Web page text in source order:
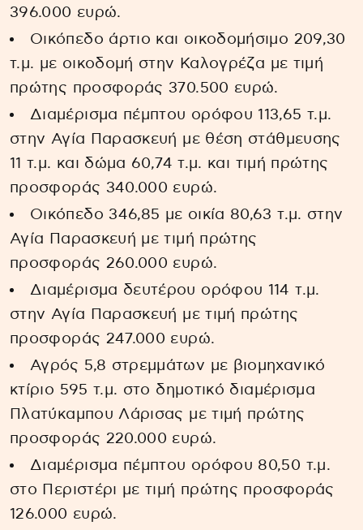
396.000 ευρώ.
Οικόπεδο άρτιο και οικοδομήσιμο 209,30
τ.μ. με οικοδομή στην Καλογρέζα με τιμή
πρώτης προσφοράς 370.500 ευρώ.
Διαμέρισμα πέμπτου ορόφου 113,65 τ.μ.
στην Αγία Παρασκευή με θέση στάθμευσης
11 τ.μ. και δώμα 60,74 τ.μ. και τιμή πρώτης
προσφοράς 340.000 ευρώ.
Οικόπεδο 346,85 με οικία 80,63 τ.μ. στην
Αγία Παρασκευή με τιμή πρώτης
προσφοράς 260.000 ευρώ.
Διαμέρισμα δευτέρου ορόφου 114 τ.μ.
στην Αγία Παρασκευή με τιμή πρώτης
προσφοράς 247.000 ευρώ.
Αγρός 5,8 στρεμμάτων με βιομηχανικό
κτίριο 595 τ.μ. στο δημοτικό διαμέρισμα
Πλατύκαμπου Λάρισας με τιμή πρώτης
προσφοράς 220.000 ευρώ.
Διαμέρισμα πέμπτου ορόφου 80,50 τ.μ.
στο Περιστέρι με τιμή πρώτης προσφοράς
126.000 ευρώ.